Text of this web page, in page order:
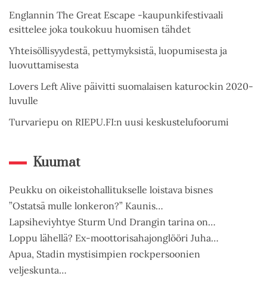
Englannin The Great Escape -kaupunkifestivaali
esittelee joka toukokuu huomisen tähdet
Yhteisöllisyydestä, pettymyksistä, luopumisesta ja
luovuttamisesta
Lovers Left Alive päivitti suomalaisen katurockin 2020-
luvulle
Turvariepu on RIEPU.FI:n uusi keskustelufoorumi
Kuumat
Peukku on oikeistohallitukselle loistava bisnes
”Ostatsä mulle lonkeron?” Kaunis…
Lapsiheviyhtye Sturm Und Drangin tarina on…
Loppu lähellä? Ex-moottorisahajonglööri Juha…
Apua, Stadin mystisimpien rockpersoonien
veljeskunta…